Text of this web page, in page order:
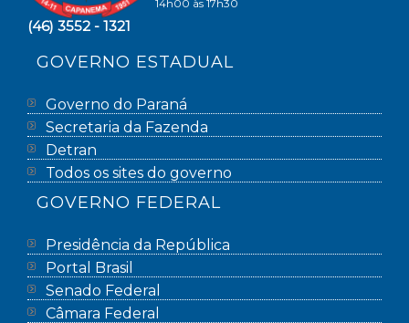
14h00 às 17h30
(46) 3552 - 1321
GOVERNO ESTADUAL
Governo do Paraná
Secretaria da Fazenda
Detran
Todos os sites do governo
GOVERNO FEDERAL
Presidência da República
Portal Brasil
Senado Federal
Câmara Federal